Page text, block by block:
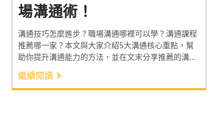
場溝通術！
溝通技巧怎麼進步？職場溝通哪裡可以學？溝通課程
推薦哪一家？本文與大家介紹5大溝通核心重點，幫
助你提升溝通能力的方法，並在文末分享推薦的溝通
技巧課程，有效的解決溝通上瓶頸！
繼續閱讀